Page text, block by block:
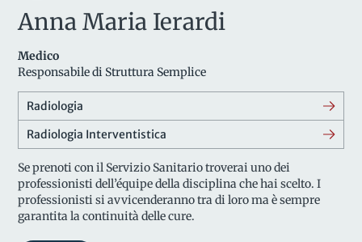
Anna Maria Ierardi
Medico
Responsabile di Struttura Semplice
Radiologia
Radiologia Interventistica
Se prenoti con il Servizio Sanitario troverai uno dei
professionisti dell’équipe della disciplina che hai scelto. I
professionisti si avvicenderanno tra di loro ma è sempre
garantita la continuità delle cure.